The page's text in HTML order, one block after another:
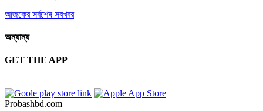
আজকের সর্বশেষ সবখবর
অন্যান্য
GET THE APP
Probashbd.com